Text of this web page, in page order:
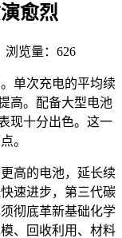
愈烈
览量： 626
单次充电的平均续
高。配备大型电池
现十分出色。这一
。
高的电池，延长续
速进步，第三代碳
彻底革新基础化学
、回收利用、材料